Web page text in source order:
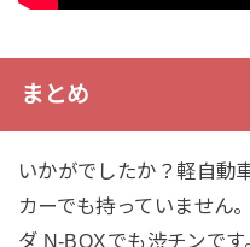
まとめ
いかがでしたか？軽自動
カーでも持っていません
ダ N-BOXでも渋チンです